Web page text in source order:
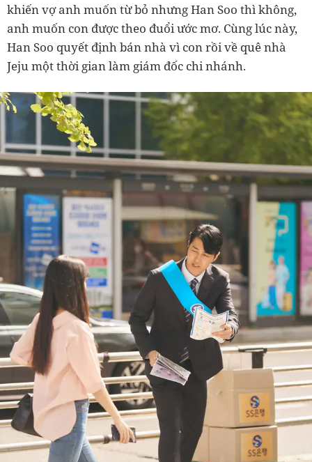
khiến vợ anh muốn từ bỏ nhưng Han Soo thì không,
anh muốn con được theo đuổi ước mơ. Cùng lúc này,
Han Soo quyết định bán nhà vì con rồi về quê nhà
Jeju một thời gian làm giám đốc chi nhánh.